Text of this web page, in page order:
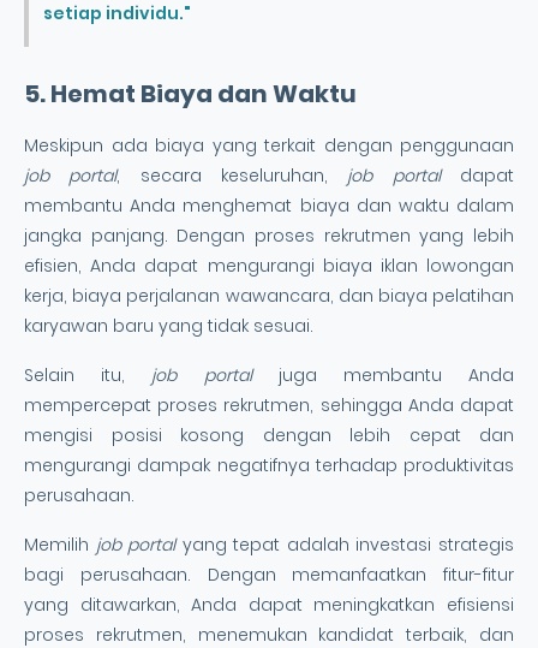
setiap individu."
5. Hemat Biaya dan Waktu
Meskipun ada biaya yang terkait dengan penggunaan
job portal, secara keseluruhan, job portaldapat
membantu Anda menghemat biaya dan waktu dalam
jangka panjang. Dengan proses rekrutmen yang lebih
efisien, Anda dapat mengurangi biaya iklan lowongan
kerja, biaya perjalanan wawancara, dan biaya pelatihan
karyawan baru yang tidak sesuai.
Selain itu, job portaljuga membantu Anda
mempercepat proses rekrutmen, sehingga Anda dapat
mengisi posisi kosong dengan lebih cepat dan
mengurangi dampak negatifnya terhadap produktivitas
perusahaan.
Memilih job portalyang tepat adalah investasi strategis
bagi perusahaan. Dengan memanfaatkan fitur-fitur
yang ditawarkan, Anda dapat meningkatkan efisiensi
proses rekrutmen, menemukan kandidat terbaik, dan